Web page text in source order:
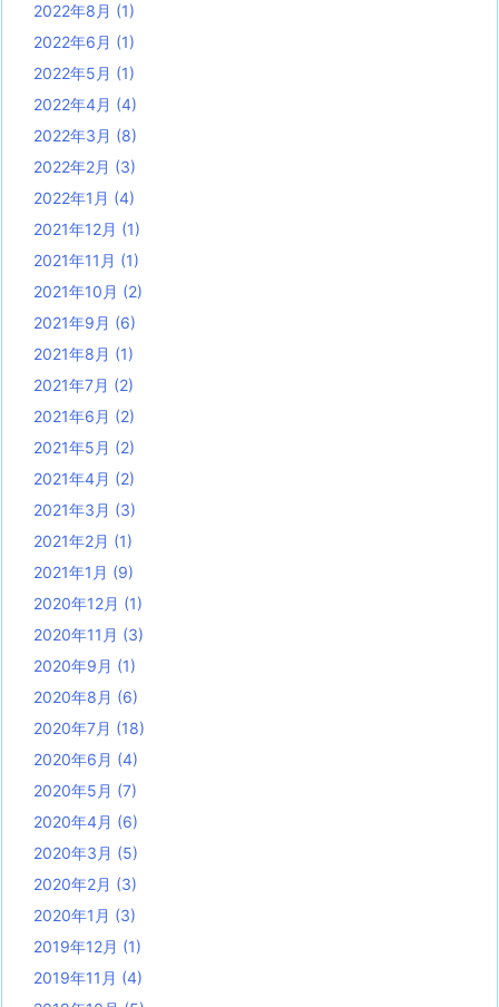
2022年8月 (1)
2022年6月 (1)
2022年5月 (1)
2022年4月 (4)
2022年3月 (8)
2022年2月 (3)
2022年1月 (4)
2021年12月 (1)
2021年11月 (1)
2021年10月 (2)
2021年9月 (6)
2021年8月 (1)
2021年7月 (2)
2021年6月 (2)
2021年5月 (2)
2021年4月 (2)
2021年3月 (3)
2021年2月 (1)
2021年1月 (9)
2020年12月 (1)
2020年11月 (3)
2020年9月 (1)
2020年8月 (6)
2020年7月 (18)
2020年6月 (4)
2020年5月 (7)
2020年4月 (6)
2020年3月 (5)
2020年2月 (3)
2020年1月 (3)
2019年12月 (1)
2019年11月 (4)